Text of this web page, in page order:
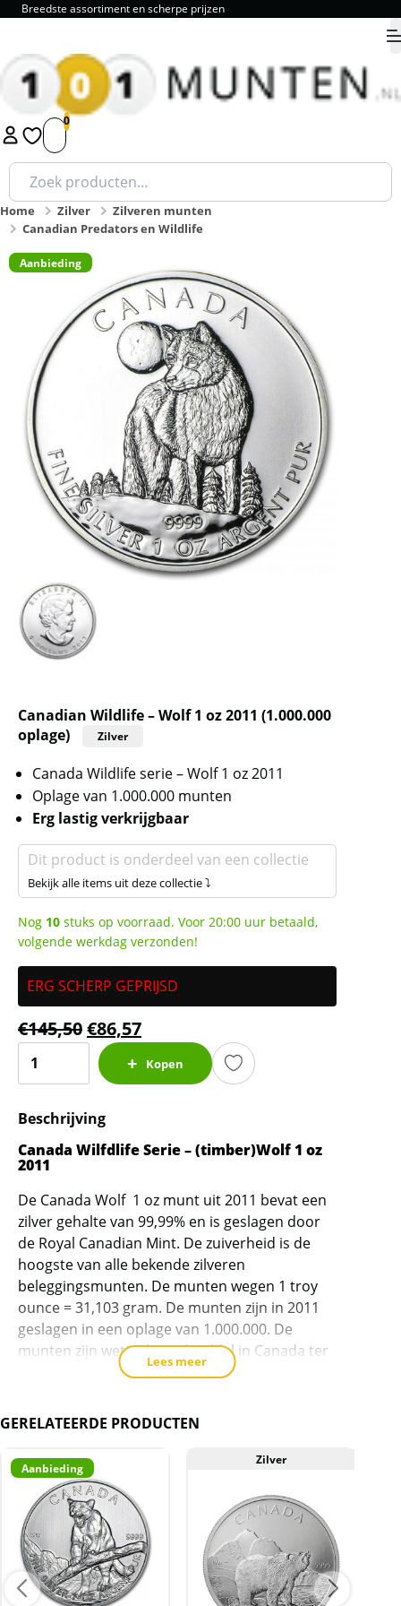
Breedste assortiment en scherpe prijzen
1 2 3 4 5 9.8
Zoeken
naar:
Home Zilver
Zilveren munten
Canadian Predators en Wildlife
Aanbieding
Canadian Wildlife – Wolf 1 oz 2011 (1.000.000
oplage)
Zilver
Canada Wildlife serie – Wolf 1 oz 2011
Oplage van 1.000.000 munten
Erg lastig verkrijgbaar
Dit product is onderdeel van een collectie
Bekijk alle items uit deze collectie ⤵
Nog 10 stuks op voorraad. Voor 20:00 uur betaald,
volgende werkdag verzonden!
ERG SCHERP GEPRIJSD
€145,50€86,57
Wildlife
Wolf
1
oz
(1.000.000
oplage)
aantal
Kopen
Beschrijving
Canada Wilfdlife Serie – (timber)Wolf 1 oz
2011
De Canada Wolf 1 oz munt uit 2011 bevat een
zilver gehalte van 99,99% en is geslagen door
de Royal Canadian Mint. De zuiverheid is de
hoogste van alle bekende zilveren
beleggingsmunten. De munten wegen 1 troy
ounce = 31,103 gram. De munten zijn in 2011
geslagen in een oplage van 1.000.000. De
munten zijn wettig betaalmiddel in Canada ter
waarde van 5 CAD.
Ondanks dat alle 6 munten uit deze serie zijn
geslagen in een oplage van 1.000.000, is deze
munt erg lastig verkrijgbaar.
In de Wildlife serie zijn de volgende munten
verschenen:
2011 – Grizzly – oplage van 1.000.000
2011 – Timberwolf – oplage van 1.000.000
2012 – Cougar – oplage van 1.000.000
Lees meer
GERELATEERDE PRODUCTEN
Aanbieding
Zilver